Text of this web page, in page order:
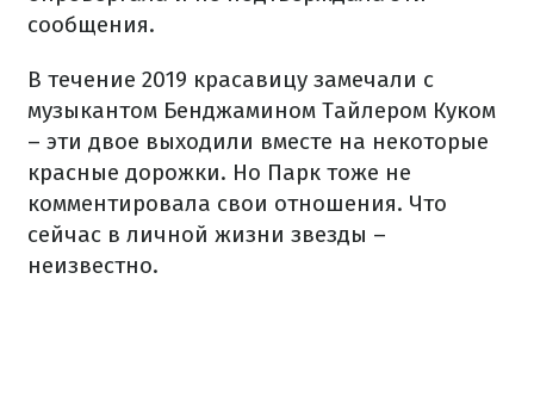
сообщения.
В течение 2019 красавицу замечали с
музыкантом Бенджамином Тайлером Куком
– эти двое выходили вместе на некоторые
красные дорожки. Но Парк тоже не
комментировала свои отношения. Что
сейчас в личной жизни звезды –
неизвестно.